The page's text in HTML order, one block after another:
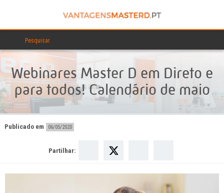
Webinares Master D em Direto e
para todos! Calendário de maio
Publicado em 06/05/2020
Partilhar: